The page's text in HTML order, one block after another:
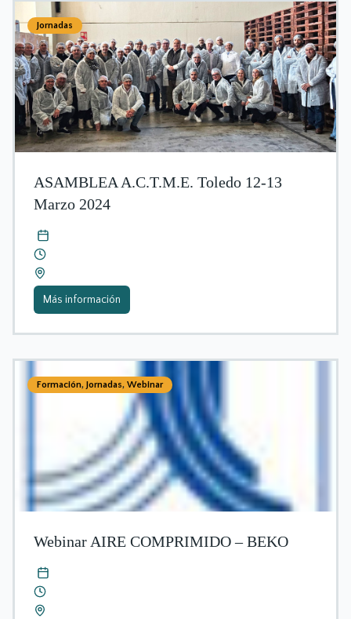
Jornadas
ASAMBLEA A.C.T.M.E. Toledo 12-13
Marzo 2024
Más información
Formación, Jornadas, Webinar
Webinar AIRE COMPRIMIDO – BEKO